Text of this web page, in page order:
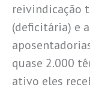
reivindicação
(deficitária) e
quase 2.000
ativo eles